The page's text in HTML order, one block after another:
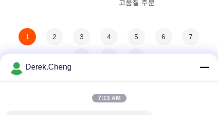
고품질 주문
1 2 3 4 5 6 7
Derek.Cheng
7:13 AM